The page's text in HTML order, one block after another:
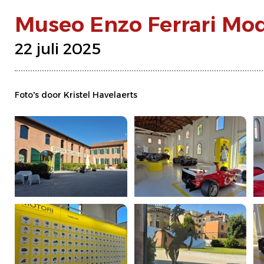
Museo Enzo Ferrari
22 juli 2025
Foto's door Kristel Havelaerts